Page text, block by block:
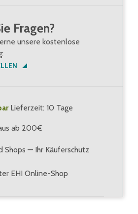
Fragen?
unsere kostenlose
Lieferzeit: 10 Tage
ab 200€
Shops — Ihr Käuferschutz
EHI Online-Shop